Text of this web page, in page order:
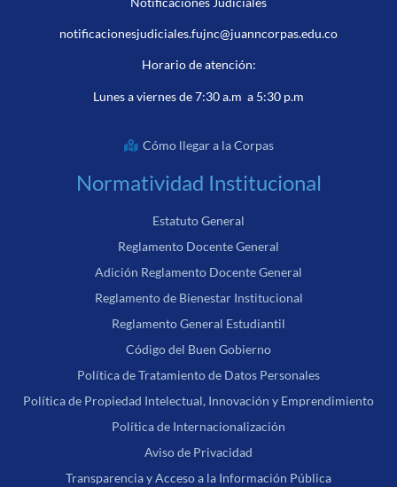
notificacionesjudiciales.fujnc@juanncorpas.edu.co
Horario de atención:
Lunes a viernes de 7:30 a.m a 5:30 p.m
Cómo llegar a la Corpas
Normatividad Institucional
Estatuto General
Reglamento Docente General
Adición Reglamento Docente General
Reglamento de Bienestar Institucional
Reglamento General Estudiantil
Código del Buen Gobierno
Política de Tratamiento de Datos Personales
Política de Propiedad Intelectual, Innovación y Emprendimiento
Política de Internacionalización
Aviso de Privacidad
Transparencia y Acceso a la Información Pública